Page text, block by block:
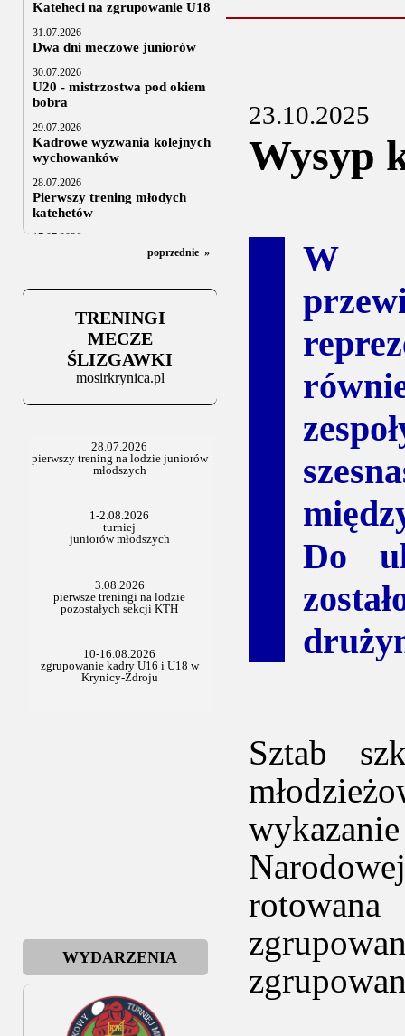
Kateheci na zgrupowanie U18
31.07.2026
Dwa dni meczowe juniorów
30.07.2026
U20 - mistrzostwa pod okiem
bobra
29.07.2026
Kadrowe wyzwania kolejnych
wychowanków
28.07.2026
Pierwszy trening młodych
katehetów
17.07.2026
U20: z kraju i z zagranicy
Za trzy tygodnie na lód
06.07.2025
Stowarzyszenie po Walnym
poprzednie »
TRENINGI
MECZE
ŚLIZGAWKI
mosirkrynica.pl
WYDARZENIA
23.10.2025
Wysyp
W
Do
Sztab